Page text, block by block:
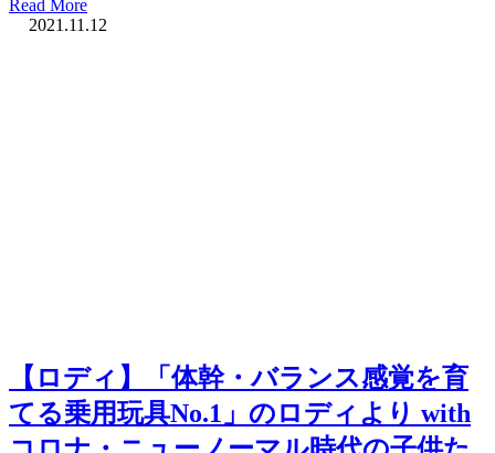
Read More
2021.11.12
【ロディ】「体幹・バランス感覚を育
てる乗用玩具No.1」のロディより with